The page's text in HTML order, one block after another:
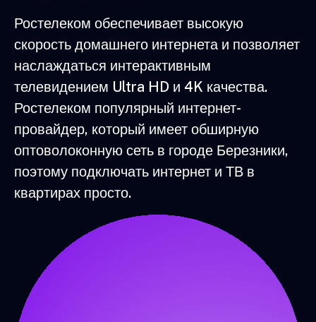
Ростелеком обеспечивает высокую
скорость домашнего интернета и позволяет
наслаждаться интерактивным
телевидением Ultra HD и 4K качества.
Ростелеком популярный интернет-
провайдер, который имеет обширную
оптоволоконную сеть в городе Березники,
поэтому подключать интернет и ТВ в
квартирах просто.